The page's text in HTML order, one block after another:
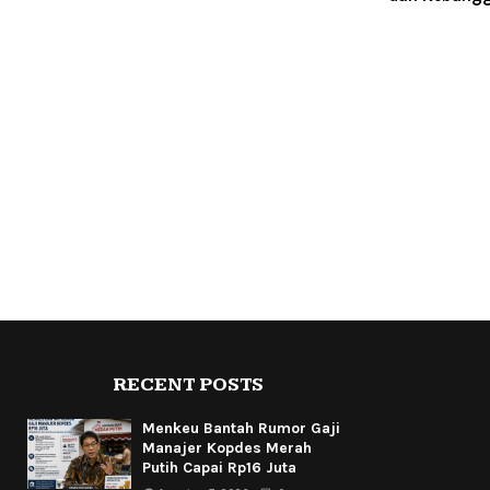
RECENT POSTS
Menkeu Bantah Rumor Gaji
Manajer Kopdes Merah
Putih Capai Rp16 Juta